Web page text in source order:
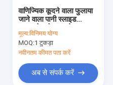
वाणिज्यिक कूदने वाला फुलाया
जाने वाला पानी स्लाइड
आउटडोर खेल का मैदान
मूल्य:विनिमय योग्य
MOQ:1 टुकड़ा
नवीनतम कीमत पता करें
अब से संपर्क करें